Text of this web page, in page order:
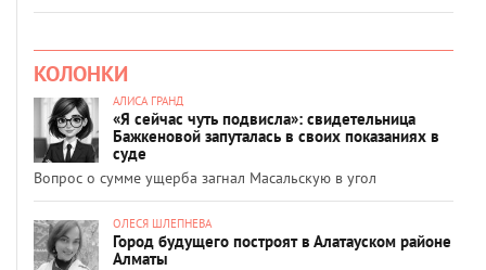
КОЛОНКИ
АЛИСА ГРАНД
«Я сейчас чуть подвисла»: свидетельница
Бажкеновой запуталась в своих показаниях в
суде
Вопрос о сумме ущерба загнал Масальскую в угол
ОЛЕСЯ ШЛЕПНЕВА
Город будущего построят в Алатауском районе
Алматы